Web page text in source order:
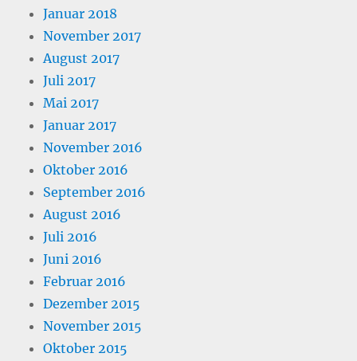
Januar 2018
November 2017
August 2017
Juli 2017
Mai 2017
Januar 2017
November 2016
Oktober 2016
September 2016
August 2016
Juli 2016
Juni 2016
Februar 2016
Dezember 2015
November 2015
Oktober 2015